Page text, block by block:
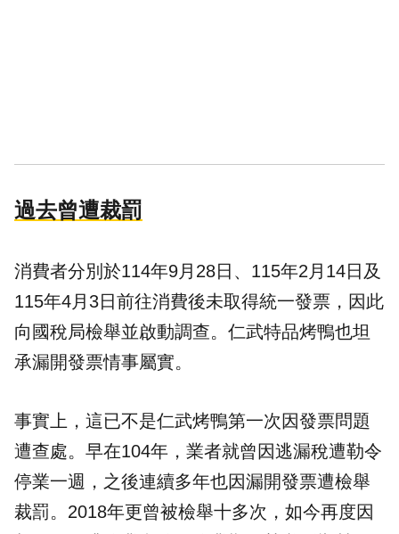
過去曾遭裁罰
消費者分別於114年9月28日、115年2月14日及
115年4月3日前往消費後未取得統一發票，因此
向國稅局檢舉並啟動調查。仁武特品烤鴨也坦
承漏開發票情事屬實。
事實上，這已不是仁武烤鴨第一次因發票問題
遭查處。早在104年，業者就曾因逃漏稅遭勒令
停業一週，之後連續多年也因漏開發票遭檢舉
裁罰。2018年更曾被檢舉十多次，如今再度因